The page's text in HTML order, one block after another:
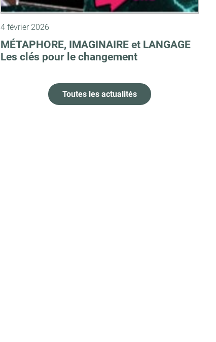
4 février 2026
MÉTAPHORE, IMAGINAIRE et LANGAGE
Les clés pour le changement
Toutes les actualités